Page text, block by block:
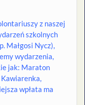
z naszej
szkolnych
Małgosi Nycz),
wydarzenia,
jak: Maraton
Kawiarenka,
wpłata ma